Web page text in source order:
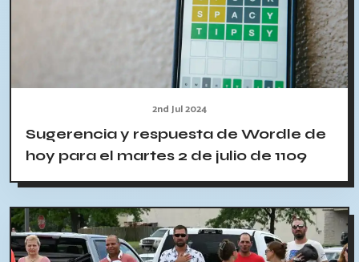
2nd Jul 2024
Sugerencia y respuesta de Wordle de
hoy para el martes 2 de julio de 1109